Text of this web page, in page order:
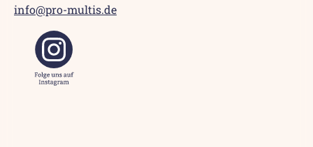
info@pro-multis.de